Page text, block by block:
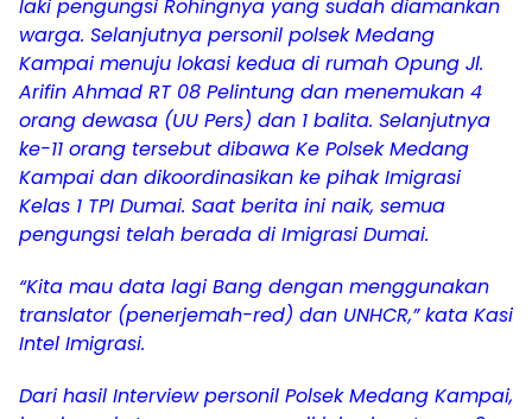
laki pengungsi Rohingnya yang sudah diamankan
warga. Selanjutnya personil polsek Medang
Kampai menuju lokasi kedua di rumah Opung Jl.
Arifin Ahmad RT 08 Pelintung dan menemukan 4
orang dewasa (UU Pers) dan 1 balita. Selanjutnya
ke-11 orang tersebut dibawa Ke Polsek Medang
Kampai dan dikoordinasikan ke pihak Imigrasi
Kelas 1 TPI Dumai. Saat berita ini naik, semua
pengungsi telah berada di Imigrasi Dumai.
“Kita mau data lagi Bang dengan menggunakan
translator (penerjemah-red) dan UNHCR,” kata Kasi
Intel Imigrasi.
Dari hasil Interview personil Polsek Medang Kampai,